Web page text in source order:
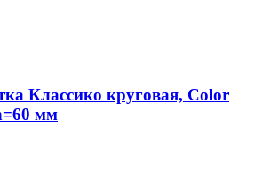
Классико круговая, Color
мм